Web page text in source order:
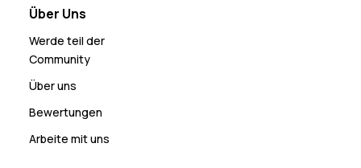
Über Uns
Werde teil der
Community
Über uns
Bewertungen
Arbeite mit uns